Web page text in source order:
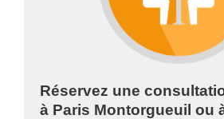
Réservez une
à Paris Montorgueuil ou